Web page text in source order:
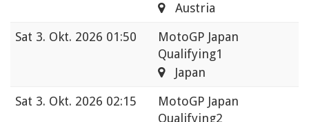
Austria
Sat 3. Okt. 2026 01:50
MotoGP Japan
Qualifying1
Japan
Sat 3. Okt. 2026 02:15
MotoGP Japan
Qualifying2